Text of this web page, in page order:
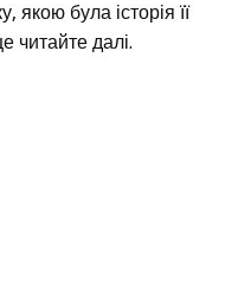
була історія її
читайте далі.